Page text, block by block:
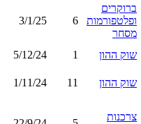
ברוקרים
ופלטפורמות
מסחר
6
3/1/25
שוק ההון 1
5/12/24
שוק ההון 11
1/11/24
צרכנות